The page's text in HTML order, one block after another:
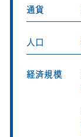
通貨
人口
経済規模